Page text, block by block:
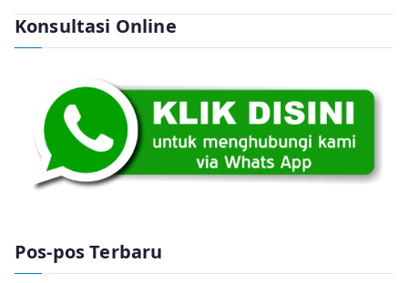
Konsultasi Online
Pos-pos Terbaru